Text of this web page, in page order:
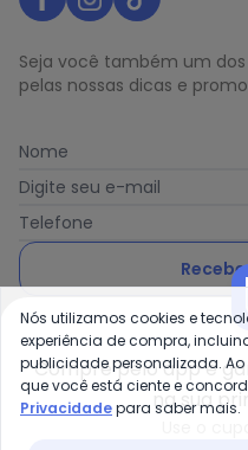
Seja você também um
pelas nossas dicas e
Nome
Digite seu e-mail
Telefone
Ao enviar o cadastro,
de
Compre pelo app e
na sua
Nós utilizamos cookies e
experiência de compra,
publicidade personalizada.
que você está ciente e
Privacidadepara saber mais.